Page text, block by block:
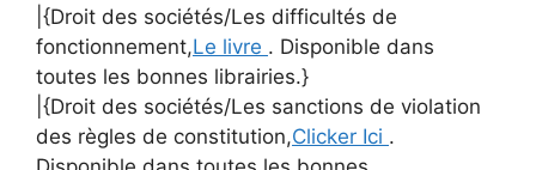
|{Droit des sociétés/Les difficultés de
fonctionnement,Le livre . Disponible dans
toutes les bonnes librairies.}
|{Droit des sociétés/Les sanctions de violation
des règles de constitution,Clicker Ici .